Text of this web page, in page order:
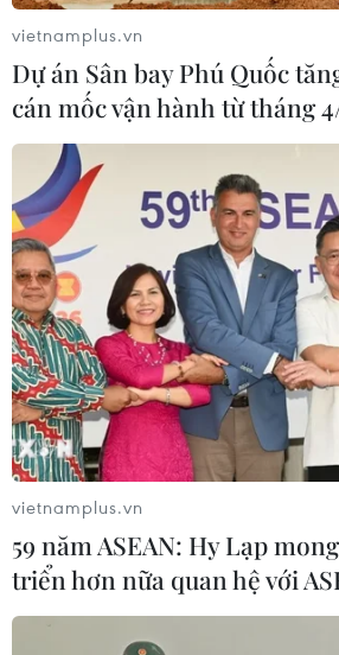
vietnamplus.vn
Dự án Sân bay Phú Quốc
cán mốc vận hành từ tháng
vietnamplus.vn
59 năm ASEAN: Hy Lạp
triển hơn nữa quan hệ với